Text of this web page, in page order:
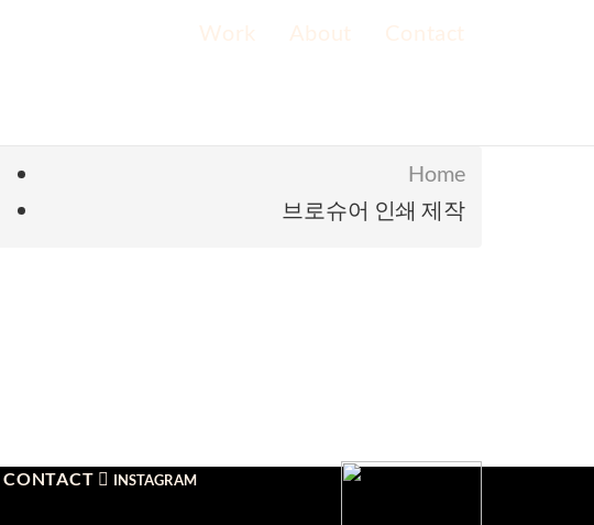
Work About Contact
Home
브로슈어 인쇄 제작
CONTACT INSTAGRAM